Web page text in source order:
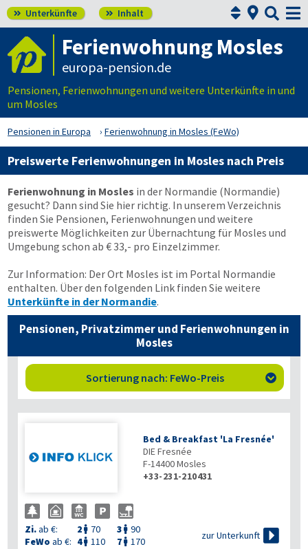
 Unterkünfte  Inhalt  

Ferienwohnung Mosles
europa-pension.de
Pensionen, Ferienwohnungen und weitere Unterkünfte in und
um Mosles
Pensionen in Europa Ferienwohnung in Mosles (FeWo)
Preiswerte Ferienwohnungen in Mosles nach Preis
Ferienwohnung in Mosles in der Normandie (Normandie)
gesucht? Dann sind Sie hier richtig. In unserem Verzeichnis
finden Sie Pensionen, Ferienwohnungen und weitere
preiswerte Möglichkeiten zur Übernachtung für Mosles und
Umgebung schon ab € 33,- pro Einzelzimmer.
Zur Information: Der Ort Mosles ist im Portal Normandie
enthalten. Über den folgenden Link finden Sie weitere
Unterkünfte in der Normandie.
Pensionen, Privatzimmer und Ferienwohnungen in
Mosles
Sortierung nach: FeWo-Preis 
Bed & Breakfast 'La Fresnée'
DIE Fresnée
F-14400Mosles
+33-231-210431
Zi.ab €: 2  70 3  90
FeWo ab €: 4 110 7  170
zur Unterkunft 